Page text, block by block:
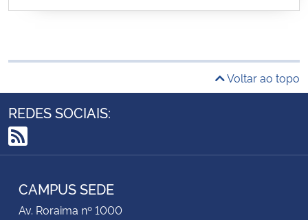
Planalto
Voltar ao topo
REDES SOCIAIS:
RSS
CAMPUS SEDE
Av. Roraima nº 1000